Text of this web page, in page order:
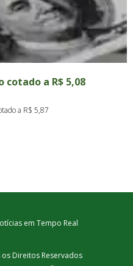
a R$ 5,08
a R$ 5,87
em Tempo Real
Direitos Reservados